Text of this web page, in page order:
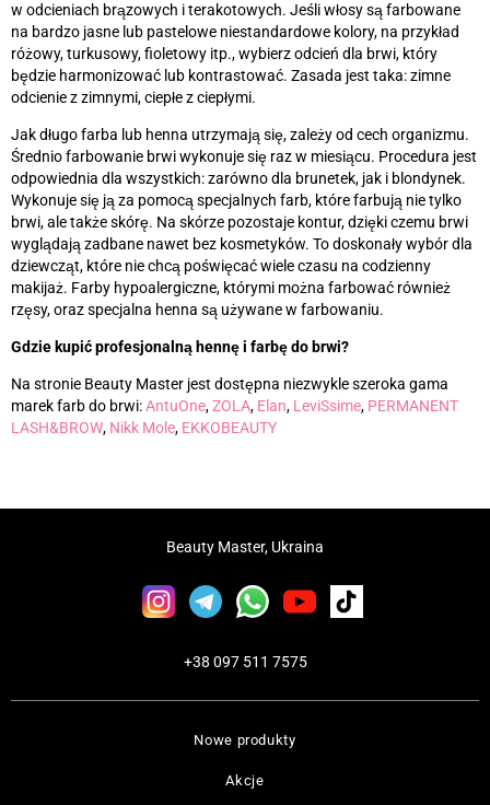
w odcieniach brązowych i terakotowych. Jeśli włosy są farbowane
na bardzo jasne lub pastelowe niestandardowe kolory, na przykład
różowy, turkusowy, fioletowy itp., wybierz odcień dla brwi, który
będzie harmonizować lub kontrastować. Zasada jest taka: zimne
odcienie z zimnymi, ciepłe z ciepłymi.
Jak długo farba lub henna utrzymają się, zależy od cech organizmu.
Średnio farbowanie brwi wykonuje się raz w miesiącu. Procedura jest
odpowiednia dla wszystkich: zarówno dla brunetek, jak i blondynek.
Wykonuje się ją za pomocą specjalnych farb, które farbują nie tylko
brwi, ale także skórę. Na skórze pozostaje kontur, dzięki czemu brwi
wyglądają zadbane nawet bez kosmetyków. To doskonały wybór dla
dziewcząt, które nie chcą poświęcać wiele czasu na codzienny
makijaż. Farby hypoalergiczne, którymi można farbować również
rzęsy, oraz specjalna henna są używane w farbowaniu.
Gdzie kupić profesjonalną hennę i farbę do brwi?
Na stronie Beauty Master jest dostępna niezwykle szeroka gama
marek farb do brwi:AntuOne,ZOLA, Elan, LeviSsime, PERMANENT
LASH&BROW, Nikk Mole, EKKOBEAUTY
Nowe produkty
Akcje
Beauty Master, Ukraina
+38 097 511 7575